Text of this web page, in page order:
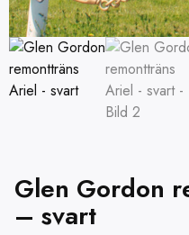
Glen Gordon
– svart